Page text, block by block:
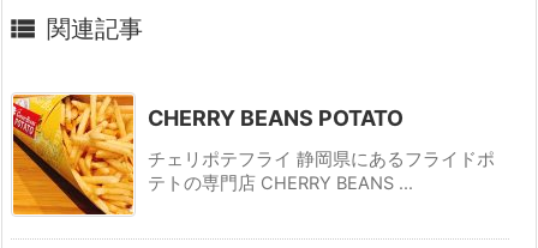
 関連記事
CHERRY BEANS POTATO
チェリポテフライ 静岡県にあるフライドポ
テトの専門店 CHERRY BEANS ...